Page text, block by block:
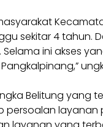
sekitar 4 tahun.
Selama ini akses
Pangkalpinang,”
Belitung yang
persoalan layanan